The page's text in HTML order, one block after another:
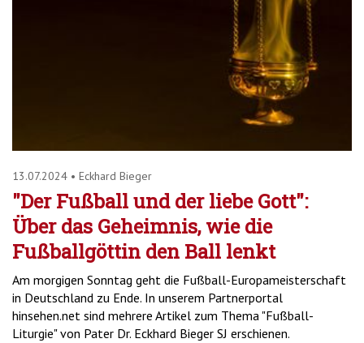
13.07.2024 • Eckhard Bieger
"Der Fußball und der liebe Gott":
Über das Geheimnis, wie die
Fußballgöttin den Ball lenkt
Am morgigen Sonntag geht die Fußball-Europameisterschaft
in Deutschland zu Ende. In unserem Partnerportal
hinsehen.net sind mehrere Artikel zum Thema "Fußball-
Liturgie" von Pater Dr. Eckhard Bieger SJ erschienen.